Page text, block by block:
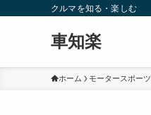
クルマを知る・楽しむ
車知楽
ホーム モータースポーツ